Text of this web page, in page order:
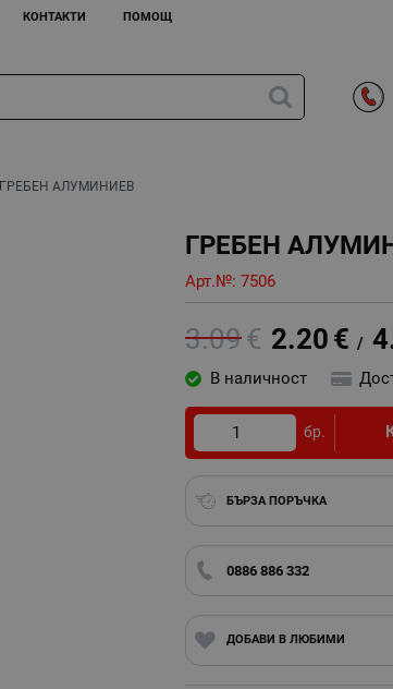
КОНТАКТИ ПОМОЩ
ГРЕБЕН АЛУМИНИЕВ
ГРЕБЕН
Арт.№: 7506
3.09€ 2.20 € /
В наличност
бр.
БЪРЗА ПОРЪЧКА
0886 886 332
ДОБАВИ В ЛЮБИМИ